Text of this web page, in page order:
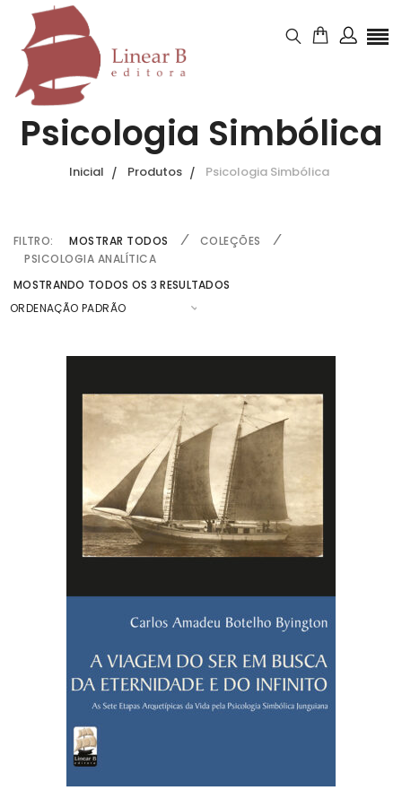
Psicologia Simbólica
Inicial Produtos Psicologia Simbólica
FILTRO: MOSTRAR TODOS
COLEÇÕES
PSICOLOGIA ANALÍTICA
MOSTRANDO TODOS OS 3 RESULTADOS